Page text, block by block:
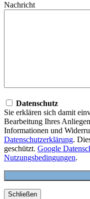
Nachricht
Datenschutz
Sie erklären sich damit
Bearbeitung Ihres
Informationen und
Datenschutzerklärung.
geschützt. Google
Nutzungsbedingungen.
Schließen